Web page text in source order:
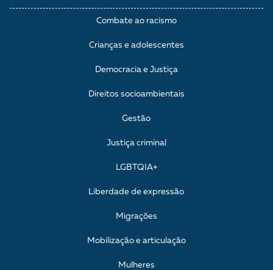
Combate ao racismo
Crianças e adolescentes
Democracia e Justiça
Direitos socioambientais
Gestão
Justiça criminal
LGBTQIA+
Liberdade de expressão
Migrações
Mobilização e articulação
Mulheres